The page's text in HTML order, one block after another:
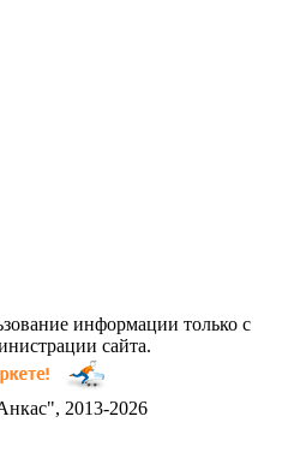
информации только с
сайта.
2013-2026